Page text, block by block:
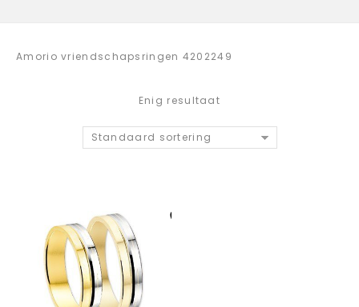
Amorio vriendschapsringen 4202249
Enig resultaat
Standaard sortering